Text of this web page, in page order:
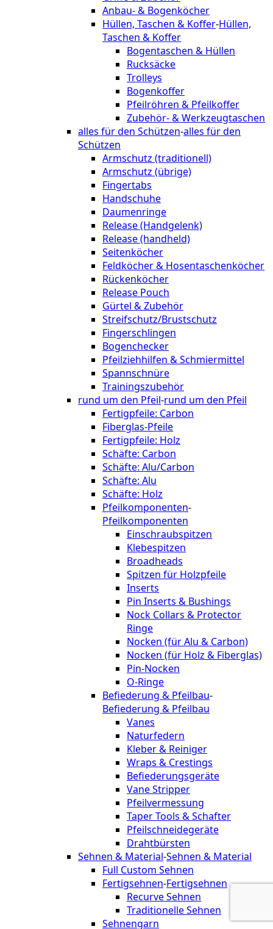
Anbau- & Bogenköcher
Hüllen, Taschen & Koffer-Hüllen,
Taschen & Koffer
Bogentaschen & Hüllen
Rucksäcke
Trolleys
Bogenkoffer
Pfeilröhren & Pfeilkoffer
Zubehör- & Werkzeugtaschen
alles für den Schützen-alles für den
Schützen
Armschutz (traditionell)
Armschutz (übrige)
Fingertabs
Handschuhe
Daumenringe
Release (Handgelenk)
Release (handheld)
Seitenköcher
Feldköcher & Hosentaschenköcher
Rückenköcher
Release Pouch
Gürtel & Zubehör
Streifschutz/Brustschutz
Fingerschlingen
Bogenchecker
Pfeilziehhilfen & Schmiermittel
Spannschnüre
Trainingszubehör
rund um den Pfeil-rund um den Pfeil
Fertigpfeile: Carbon
Fiberglas-Pfeile
Fertigpfeile: Holz
Schäfte: Carbon
Schäfte: Alu/Carbon
Schäfte: Alu
Schäfte: Holz
Pfeilkomponenten-
Pfeilkomponenten
Einschraubspitzen
Klebespitzen
Broadheads
Spitzen für Holzpfeile
Inserts
Pin Inserts & Bushings
Nock Collars & Protector
Ringe
Nocken (für Alu & Carbon)
Nocken (für Holz & Fiberglas)
Pin-Nocken
O-Ringe
Befiederung & Pfeilbau-
Befiederung & Pfeilbau
Vanes
Naturfedern
Kleber & Reiniger
Wraps & Crestings
Befiederungsgeräte
Vane Stripper
Pfeilvermessung
Taper Tools & Schafter
Pfeilschneidegeräte
Drahtbürsten
Sehnen & Material-Sehnen & Material
Full Custom Sehnen
Fertigsehnen-Fertigsehnen
Recurve Sehnen
Traditionelle Sehnen
Sehnengarn